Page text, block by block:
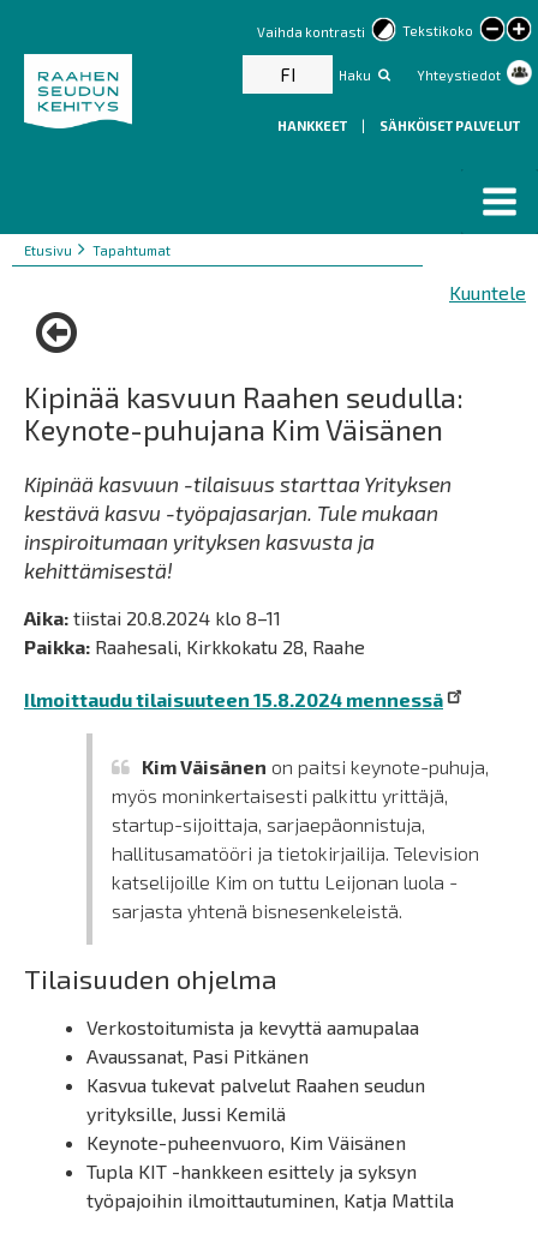
Tekstikoko
text
Vaihda kontrasti
Haku Yhteystiedot
FI
HANKKEET | SÄHKÖISET PALVELUT
Murupolku
You
Etusivu Tapahtumat
Kuuntele
Kipinää kasvuun Raahen seudulla:
Keynote-puhujana Kim Väisänen
Kipinää kasvuun -tilaisuus starttaa Yrityksen
kestävä kasvu -työpajasarjan. Tule mukaan
inspiroitumaan yrityksen kasvusta ja
kehittämisestä!
Aika: tiistai 20.8.2024 klo 8–11
Paikka: Raahesali, Kirkkokatu 28, Raahe
Ilmoittaudu tilaisuuteen 15.8.2024 mennessä
Kim Väisänen on paitsi keynote-puhuja,
myös moninkertaisesti palkittu yrittäjä,
startup-sijoittaja, sarjaepäonnistuja,
hallitusamatööri ja tietokirjailija. Television
katselijoille Kim on tuttu Leijonan luola -
sarjasta yhtenä bisnesenkeleistä.
Tilaisuuden ohjelma
Verkostoitumista ja kevyttä aamupalaa
Avaussanat, Pasi Pitkänen
Kasvua tukevat palvelut Raahen seudun
yrityksille, Jussi Kemilä
Keynote-puheenvuoro, Kim Väisänen
Tupla KIT -hankkeen esittely ja syksyn
työpajoihin ilmoittautuminen, Katja Mattila